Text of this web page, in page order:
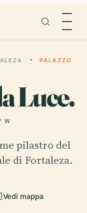
PALAZZO
Luce.
W
pilastro del
di Fortaleza.
Vedi mappa